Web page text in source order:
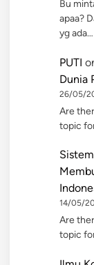
Bu
apaa?
yg ada…
PUTI
Dunia
26/05/
Are
topic
14/05/
Are
topic